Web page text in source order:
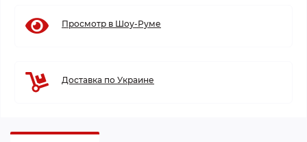
Просмотр в Шоу-Руме
Доставка по Украине